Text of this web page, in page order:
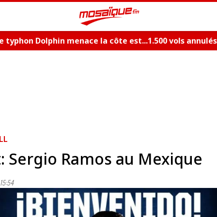
typhon Dolphin menace la côte est...1.500 vols annulés
Sergio Ramos au Mexique